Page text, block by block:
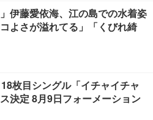
」伊藤愛依海、江の島での水着姿
よさが溢れてる」「くびれ綺
枚目シングル「イチャイチャ
決定 8月9日フォーメーション